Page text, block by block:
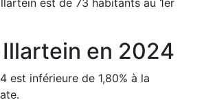
est de 73 habitants au 1er
Illartein en 2024
est inférieure de 1,80% à la